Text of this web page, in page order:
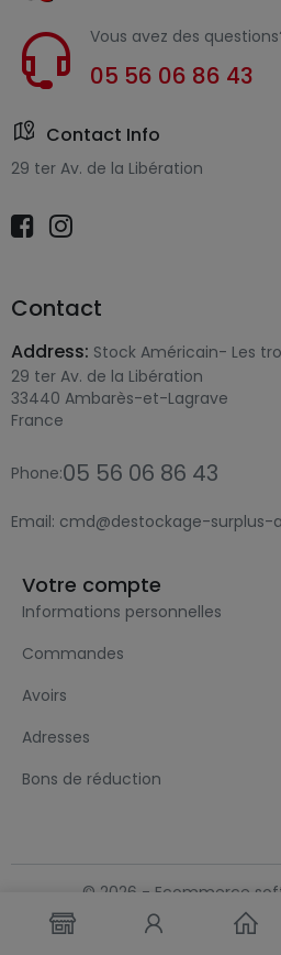
Vous avez des
05 56 06 86 43
Contact Info
29 ter Av. de la Libération
Contact
Address: Stock Américain- Les
29 ter Av. de la Libération
33440 Ambarès-et-Lagrave
France
Phone:05 56 06 86 43
Email: cmd@destockage-surplus-
Votre compte
Informations personnelles
Commandes
Avoirs
Adresses
Bons de réduction
© 2026 - Ecommerce